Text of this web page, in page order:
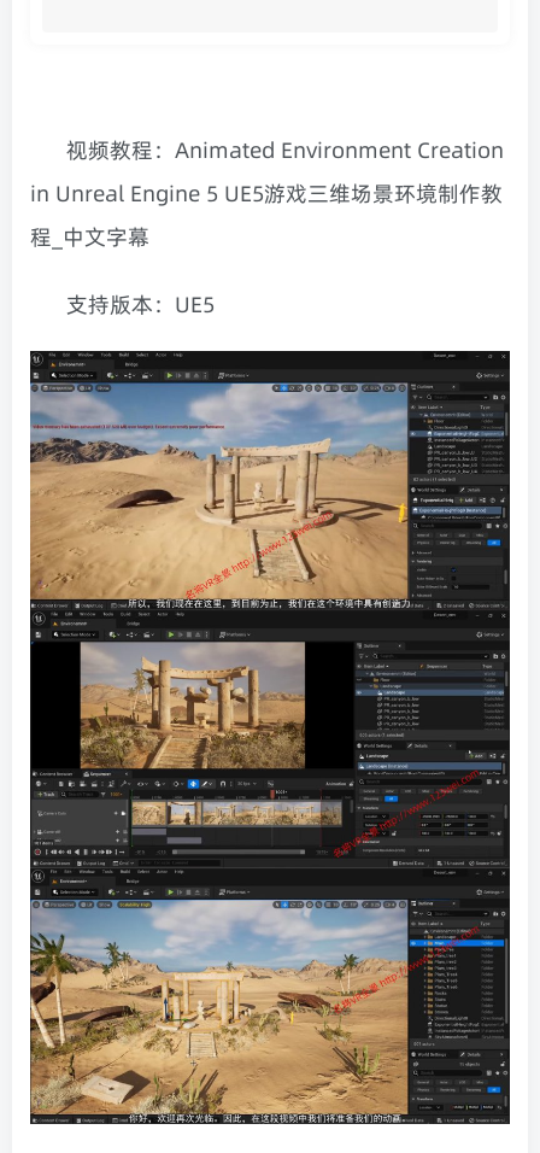
视频教程：Animated Environment Creation
in Unreal Engine 5 UE5游戏三维场景环境制作教
程_中文字幕
支持版本：UE5